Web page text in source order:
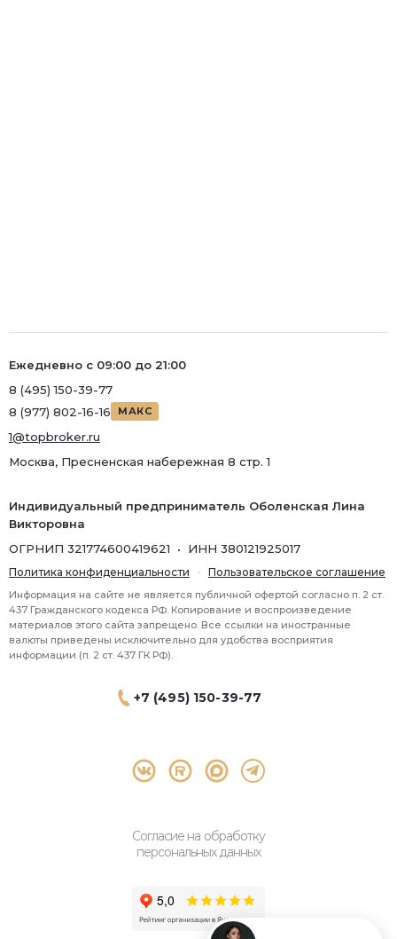
+7 (495) 150-39-77
Согласие на обработку
персональных данных
Ежедневно с 09:00 до 21:00
8 (495) 150-39-77
8 (977) 802-16-16
МАКС
1@topbroker.ru
Москва, Пресненская набережная 8 стр. 1
Индивидуальный предприниматель Оболенская Лина
Викторовна
ОГРНИП 321774600419621 • ИНН 380121925017
Политика конфиденциальности · Пользовательское соглашение
Информация на сайте не является публичной офертой согласно п. 2 ст.
437 Гражданского кодекса РФ. Копирование и воспроизведение
материалов этого сайта запрещено. Все ссылки на иностранные
валюты приведены исключительно для удобства восприятия
информации (п. 2 ст. 437 ГК РФ).